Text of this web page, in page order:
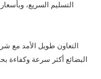
البضائع أكثر سرعة وكفاءة